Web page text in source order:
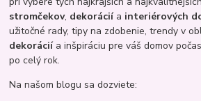
stromčekov, dekoráciía interiérových
užitočné rady, tipy na zdobenie, trendy v
dekoráciía inšpiráciu pre váš domov
po celý rok.
Na našom blogu sa dozviete: